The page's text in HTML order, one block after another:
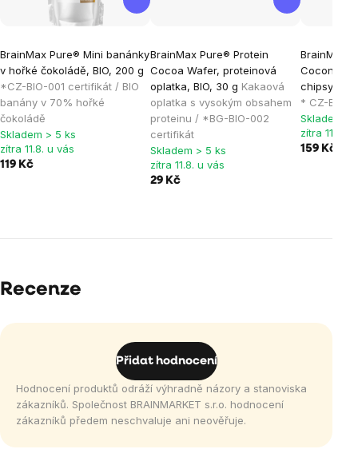
BrainMax Pure® Mini banánky
v hořké čokoládě, BIO, 200 g
*CZ-BIO-001 certifikát / BIO
banány v 70% hořké
čokoládě
Skladem > 5 ks
zítra 11.8. u vás
119 Kč
BrainMax Pure® Protein
Cocoa Wafer, proteinová
oplatka, BIO, 30 g Kakaová
oplatka s vysokým obsahem
proteinu / *BG-BIO-002
certifikát
Skladem > 5 ks
zítra 11.8. u vás
29 Kč
BrainMax
Coconut
chipsy v
* CZ-BIO-
Skladem >
zítra 11.8. u
159 Kč
Recenze
Přidat hodnocení
Hodnocení produktů odráží výhradně názory a stanoviska
zákazníků. Společnost BRAINMARKET s.r.o. hodnocení
zákazníků předem neschvaluje ani neověřuje.